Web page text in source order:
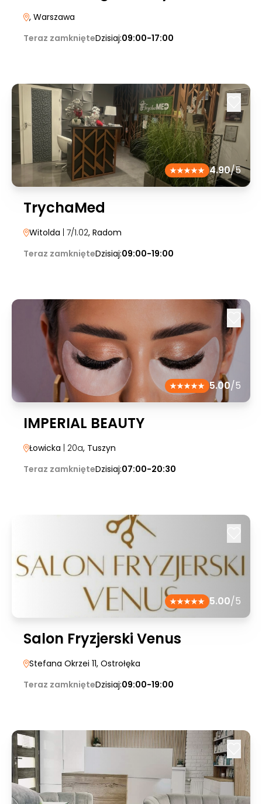
, Warszawa
Teraz zamknięteDzisiaj:09:00-17:00
4.90/5
TrychaMed
Witolda | 7/1.02, Radom
Teraz zamknięteDzisiaj:09:00-19:00
5.00/5
IMPERIAL BEAUTY
Łowicka | 20a, Tuszyn
Teraz zamknięteDzisiaj:07:00-20:30
5.00/5
Salon Fryzjerski Venus
Stefana Okrzei 11, Ostrołęka
Teraz zamknięteDzisiaj:09:00-19:00